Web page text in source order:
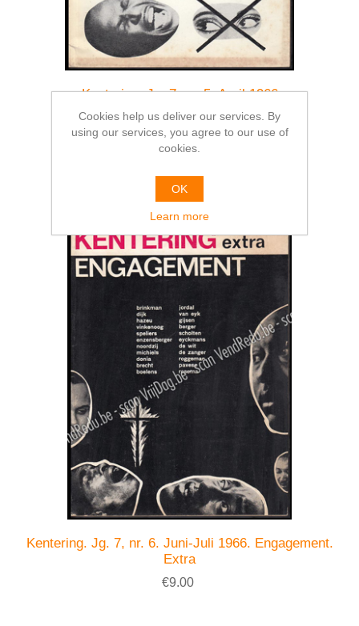
Kentering. Jg. 7, nr. 5. April 1966
€9.00
Kentering. Jg. 7, nr. 6. Juni-Juli 1966. Engagement.
Extra
€9.00
Cookies help us deliver our services. By
using our services, you agree to our use of
cookies.
OK
Learn more